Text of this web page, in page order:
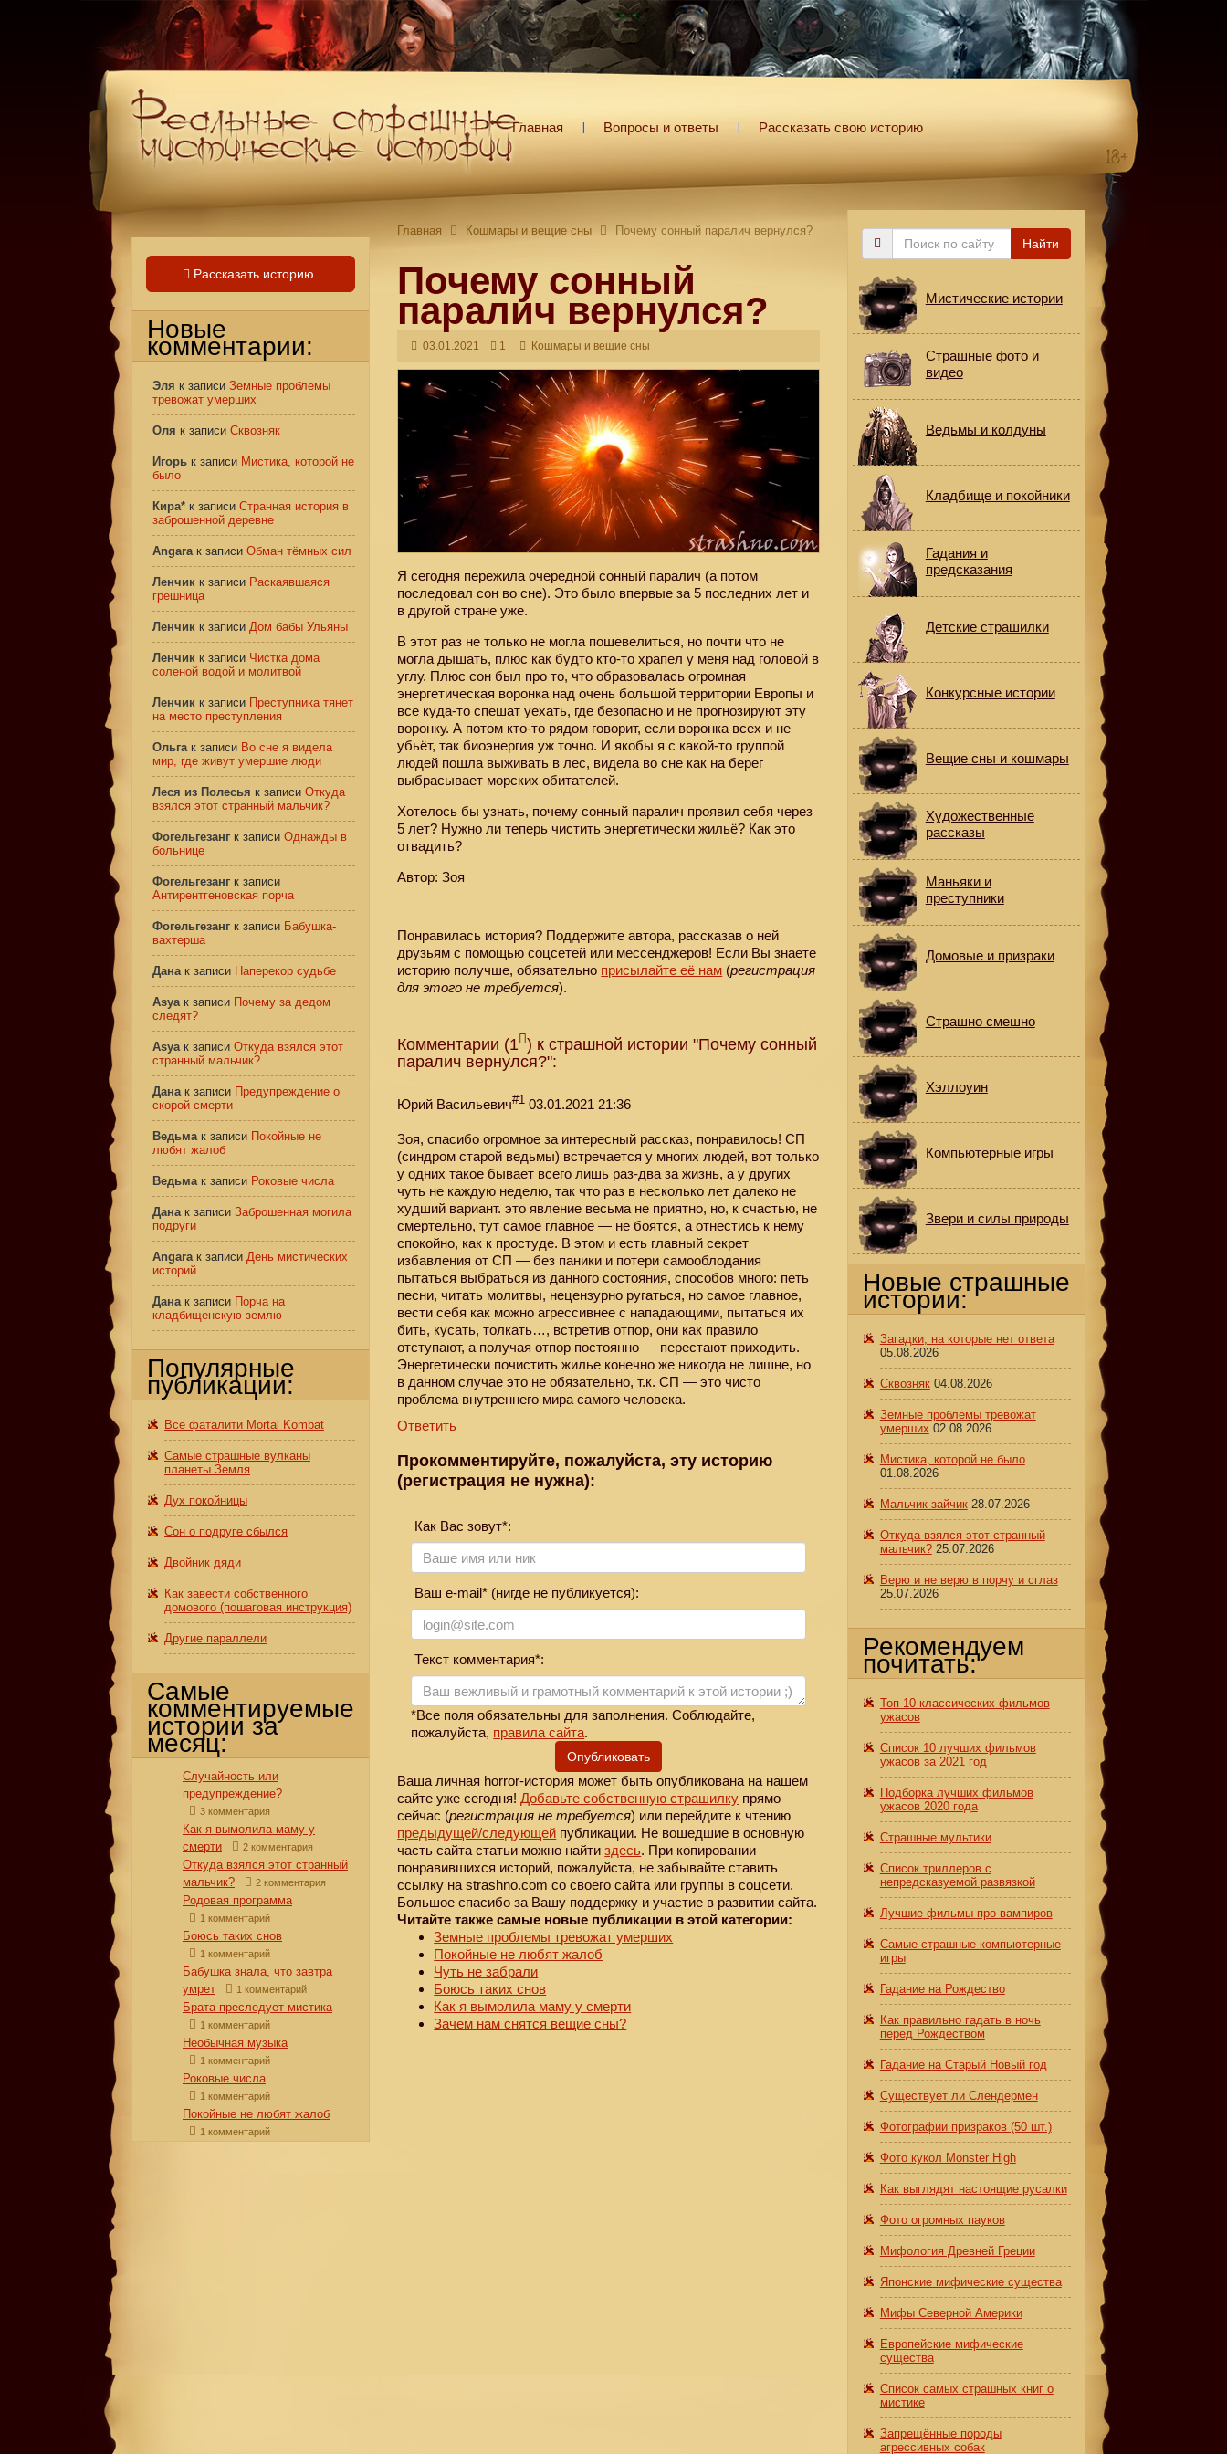
Главная Вопросы и ответы Рассказать свою историю
Главная Кошмары и вещие сны Почему сонный паралич вернулся?
Почему сонный
паралич вернулся?
03.01.2021 1 Кошмары и вещие сны
Я сегодня пережила очередной сонный паралич (а потом
последовал сон во сне). Это было впервые за 5 последних лет и
в другой стране уже.
В этот раз не только не могла пошевелиться, но почти что не
могла дышать, плюс как будто кто-то храпел у меня над головой в
углу. Плюс сон был про то, что образовалась огромная
энергетическая воронка над очень большой территории Европы и
все куда-то спешат уехать, где безопасно и не прогнозируют эту
воронку. А потом кто-то рядом говорит, если воронка всех и не
убьёт, так биоэнергия уж точно. И якобы я с какой-то группой
людей пошла выживать в лес, видела во сне как на берег
выбрасывает морских обитателей.
Хотелось бы узнать, почему сонный паралич проявил себя через
5 лет? Нужно ли теперь чистить энергетически жильё? Как это
отвадить?
Автор: Зоя
Понравилась история? Поддержите автора, рассказав о ней
друзьям с помощью соцсетей или мессенджеров! Если Вы знаете
историю получше, обязательно присылайте её нам (регистрация
для этого не требуется).
Комментарии (1 ) к страшной истории "Почему сонный
паралич вернулся?":
Юрий Васильевич#1 03.01.2021 21:36
Зоя, спасибо огромное за интересный рассказ, понравилось! СП
(синдром старой ведьмы) встречается у многих людей, вот только
у одних такое бывает всего лишь раз-два за жизнь, а у других
чуть не каждую неделю, так что раз в несколько лет далеко не
худший вариант. это явление весьма не приятно, но, к счастью, не
смертельно, тут самое главное — не боятся, а отнестись к нему
спокойно, как к простуде. В этом и есть главный секрет
избавления от СП — без паники и потери самооблодания
пытаться выбраться из данного состояния, способов много: петь
песни, читать молитвы, нецензурно ругаться, но самое главное,
вести себя как можно агрессивнее с нападающими, пытаться их
бить, кусать, толкать…, встретив отпор, они как правило
отступают, а получая отпор постоянно — перестают приходить.
Энергетически почистить жилье конечно же никогда не лишне, но
в данном случае это не обязательно, т.к. СП — это чисто
проблема внутреннего мира самого человека.
Ответить
Прокомментируйте, пожалуйста, эту историю
(регистрация не нужна):
Как Вас зовут*:
Ваш e-mail* (нигде не публикуется):
Текст комментария*:
*Все поля обязательны для заполнения. Соблюдайте,
пожалуйста, правила сайта.
Опубликовать
Ваша личная horror-история может быть опубликована на нашем
сайте уже сегодня!Добавьте собственную страшилку прямо
сейчас (регистрация не требуется) или перейдите к чтению
предыдущей/следующей публикации. Не вошедшие в основную
часть сайта статьи можно найтиздесь. При копировании
понравившихся историй, пожалуйста, не забывайте ставить
ссылку на strashno.com со своего сайта или группы в соцсети.
Большое спасибо за Вашу поддержку и участие в развитии сайта.
Читайте также самые новые публикации в этой категории:
Земные проблемы тревожат умерших
Покойные не любят жалоб
Чуть не забрали
Боюсь таких снов
Как я вымолила маму у смерти
Зачем нам снятся вещие сны?
Рассказать историю
Новые
комментарии:
Эля к записи Земные проблемы
тревожат умерших
Оля к записи Сквозняк
Игорь к записи Мистика, которой не
было
Кира* к записи Странная история в
заброшенной деревне
Angaraк записи Обман тёмных сил
Ленчик к записи Раскаявшаяся
грешница
Ленчик к записи Дом бабы Ульяны
Ленчик к записи Чистка дома
соленой водой и молитвой
Ленчик к записи Преступника тянет
на место преступления
Ольгак записи Во сне я видела
мир, где живут умершие люди
Леся из Полесья к записи Откуда
взялся этот странный мальчик?
Фогельгезанг к записи Однажды в
больнице
Фогельгезанг к записи
Антирентгеновская порча
Фогельгезанг к записи Бабушка-
вахтерша
Данак записи Наперекор судьбе
Asyaк записи Почему за дедом
следят?
Asyaк записи Откуда взялся этот
странный мальчик?
Данак записи Предупреждение о
скорой смерти
Ведьмак записи Покойные не
любят жалоб
Ведьмак записи Роковые числа
Данак записи Заброшенная могила
подруги
Angaraк записи День мистических
историй
Данак записи Порча на
кладбищенскую землю
Популярные
публикации:
Все фаталити Mortal Kombat
Самые страшные вулканы
планеты Земля
Дух покойницы
Сон о подруге сбылся
Двойник дяди
Как завести собственного
домового (пошаговая инструкция)
Другие параллели
Самые
комментируемые
истории за
месяц:
Случайность или
предупреждение?
3 комментария
Как я вымолила маму у
смерти
2 комментария
Откуда взялся этот странный
мальчик?
2 комментария
Родовая программа
1 комментарий
Боюсь таких снов
1 комментарий
Бабушка знала, что завтра
умрет
1 комментарий
Брата преследует мистика
1 комментарий
Необычная музыка
1 комментарий
Роковые числа
1 комментарий
Покойные не любят жалоб
1 комментарий
Поиск
Найти
Мистические истории
Страшные фото и
видео
Ведьмы и колдуны
Кладбище и покойники
Гадания и
предсказания
Детские страшилки
Конкурсные истории
Вещие сны и кошмары
Художественные
рассказы
Маньяки и
преступники
Домовые и призраки
Страшно смешно
Хэллоуин
Компьютерные игры
Звери и силы природы
Новые страшные
истории:
Загадки, на которые нет ответа
05.08.2026
Сквозняк 04.08.2026
Земные проблемы тревожат
умерших 02.08.2026
Мистика, которой не было
01.08.2026
Мальчик-зайчик 28.07.2026
Откуда взялся этот странный
мальчик? 25.07.2026
Верю и не верю в порчу и сглаз
25.07.2026
Рекомендуем
почитать:
Топ-10 классических фильмов
ужасов
Список 10 лучших фильмов
ужасов за 2021 год
Подборка лучших фильмов
ужасов 2020 года
Страшные мультики
Список триллеров с
непредсказуемой развязкой
Лучшие фильмы про вампиров
Самые страшные компьютерные
игры
Гадание на Рождество
Как правильно гадать в ночь
перед Рождеством
Гадание на Старый Новый год
Существует ли Слендермен
Фотографии призраков (50 шт.)
Фото кукол Monster High
Как выглядят настоящие русалки
Фото огромных пауков
Мифология Древней Греции
Японские мифические существа
Мифы Северной Америки
Европейские мифические
существа
Список самых страшных книг о
мистике
Запрещённые породы
агрессивных собак